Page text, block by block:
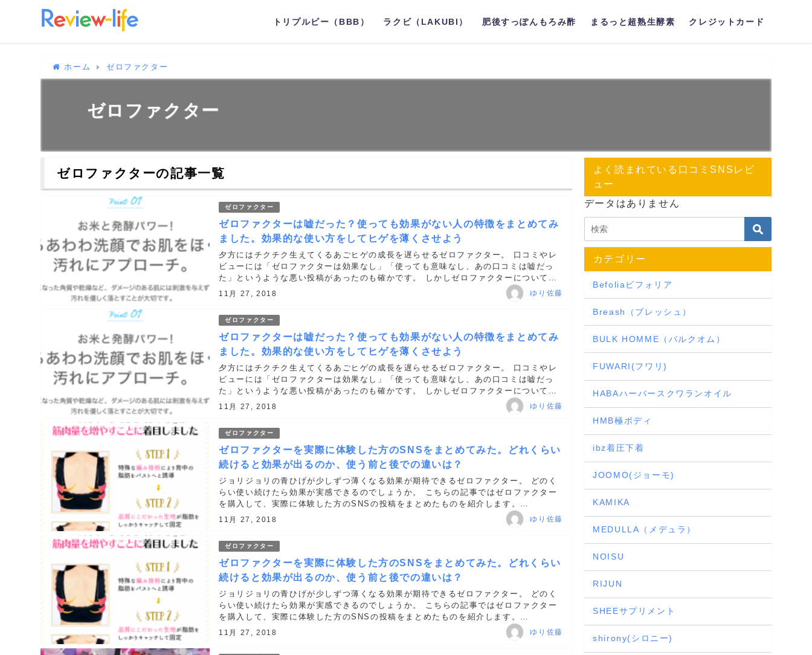
トリプルビー（BBB） ラクビ（LAKUBI） 肥後すっぽんもろみ酢 まるっと超熟生酵素 クレジットカード
ホーム ゼロファクター
ゼロファクター
ゼロファクターの記事一覧
ゼロファクター
ゼロファクターは嘘だった？使っても効果がない人の特徴をまとめてみ
ました。効果的な使い方をしてヒゲを薄くさせよう
11月 27, 2018
夕方にはチクチク生えてくるあごヒゲの成長を遅らせるゼロファクター。 口コミやレ
ビューには「ゼロファクターは効果なし」「使っても意味なし、あの口コミは嘘だっ
た」というような悪い投稿があったのも確かです。 しかしゼロファクターについて悪
い投稿をしている方や、効果がなかった方にはある共通点がありました。 口コミから
ゆり佐藤
ゼロファクター
ゼロファクターは嘘だった？使っても効果がない人の特徴をまとめてみ
ました。効果的な使い方をしてヒゲを薄くさせよう
11月 27, 2018
夕方にはチクチク生えてくるあごヒゲの成長を遅らせるゼロファクター。 口コミやレ
ビューには「ゼロファクターは効果なし」「使っても意味なし、あの口コミは嘘だっ
た」というような悪い投稿があったのも確かです。 しかしゼロファクターについて悪
い投稿をしている方や、効果がなかった方にはある共通点がありました。 口コミから
ゆり佐藤
ゼロファクター
ゼロファクターを実際に体験した方のSNSをまとめてみた。どれくらい
続けると効果が出るのか、使う前と後での違いは？
11月 27, 2018
ジョリジョリの青ひげが少しずつ薄くなる効果が期待できるゼロファクター。 どのく
らい使い続けたら効果が実感できるのでしょうか。 こちらの記事ではゼロファクター
を購入して、実際に体験した方のSNSの投稿をまとめたものを紹介します。
https://h.accesstrade.net/sp/cc?rk=0100krxi00i...
ゆり佐藤
ゼロファクター
ゼロファクターを実際に体験した方のSNSをまとめてみた。どれくらい
続けると効果が出るのか、使う前と後での違いは？
11月 27, 2018
ジョリジョリの青ひげが少しずつ薄くなる効果が期待できるゼロファクター。 どのく
らい使い続けたら効果が実感できるのでしょうか。 こちらの記事ではゼロファクター
を購入して、実際に体験した方のSNSの投稿をまとめたものを紹介します。
https://h.accesstrade.net/sp/cc?rk=0100krxi00i...
ゆり佐藤
よく読まれている口コミSNSレビ
ュー
データはありません
カテゴリー
Befoliaビフォリア
Breash（ブレッシュ）
BULK HOMME（バルクオム）
FUWARI(フワリ)
HABAハーバースクワランオイル
HMB極ボディ
ibz着圧下着
JOOMO(ジョーモ)
KAMIKA
MEDULLA（メデュラ）
NOISU
RIJUN
SHEEサプリメント
shirony(シロニー)